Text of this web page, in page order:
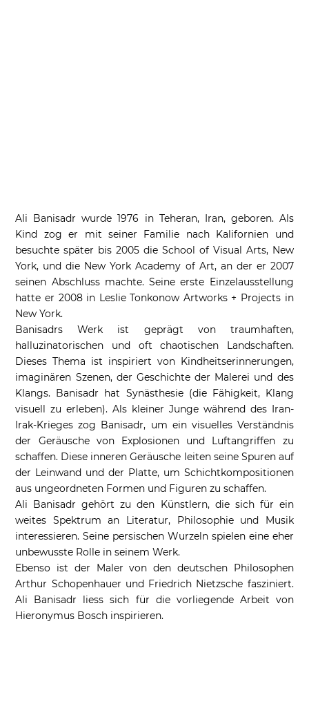
Ali Banisadr wurde 1976 in Teheran, Iran, geboren. Als
Kind zog er mit seiner Familie nach Kalifornien und
besuchte später bis 2005 die School of Visual Arts, New
York, und die New York Academy of Art, an der er 2007
seinen Abschluss machte. Seine erste Einzelausstellung
hatte er 2008 in Leslie Tonkonow Artworks + Projects in
New York.
Banisadrs Werk ist geprägt von traumhaften,
halluzinatorischen und oft chaotischen Landschaften.
Dieses Thema ist inspiriert von Kindheitserinnerungen,
imaginären Szenen, der Geschichte der Malerei und des
Klangs. Banisadr hat Synästhesie (die Fähigkeit, Klang
visuell zu erleben). Als kleiner Junge während des Iran-
Irak-Krieges zog Banisadr, um ein visuelles Verständnis
der Geräusche von Explosionen und Luftangriffen zu
schaffen. Diese inneren Geräusche leiten seine Spuren auf
der Leinwand und der Platte, um Schichtkompositionen
aus ungeordneten Formen und Figuren zu schaffen.
Ali Banisadr gehört zu den Künstlern, die sich für ein
weites Spektrum an Literatur, Philosophie und Musik
interessieren. Seine persischen Wurzeln spielen eine eher
unbewusste Rolle in seinem Werk.
Ebenso ist der Maler von den deutschen Philosophen
Arthur Schopenhauer und Friedrich Nietzsche fasziniert.
Ali Banisadr liess sich für die vorliegende Arbeit von
Hieronymus Bosch inspirieren.